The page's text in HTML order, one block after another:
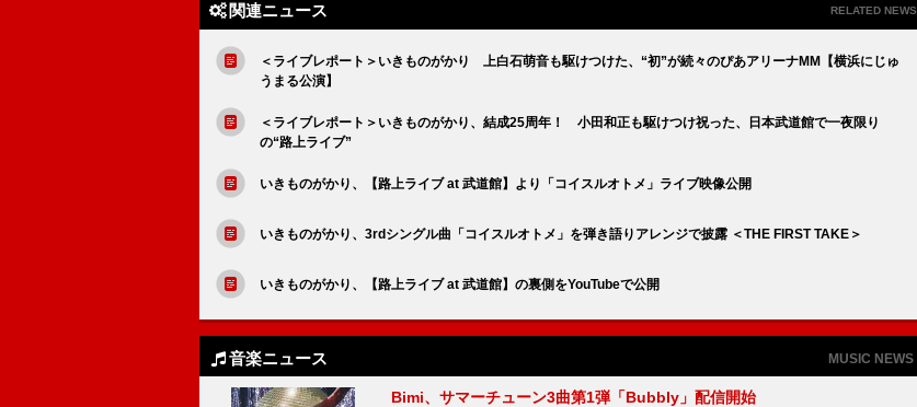
関連ニュース RELATED NEWS
＜ライブレポート＞いきものがかり 上白石萌音も駆けつけた、“初”が続々のぴあアリーナMM【横浜にじゅ
うまる公演】
＜ライブレポート＞いきものがかり、結成25周年！ 小田和正も駆けつけ祝った、日本武道館で一夜限り
の“路上ライブ”
いきものがかり、【路上ライブ at 武道館】より「コイスルオトメ」ライブ映像公開
いきものがかり、3rdシングル曲「コイスルオトメ」を弾き語りアレンジで披露 ＜THE FIRST TAKE＞
いきものがかり、【路上ライブ at 武道館】の裏側をYouTubeで公開
音楽ニュース MUSIC NEWS
Bimi、サマーチューン3曲第1弾「Bubbly」配信開始